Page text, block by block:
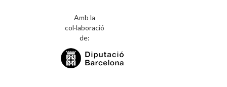
Amb la
col·laboració
de: